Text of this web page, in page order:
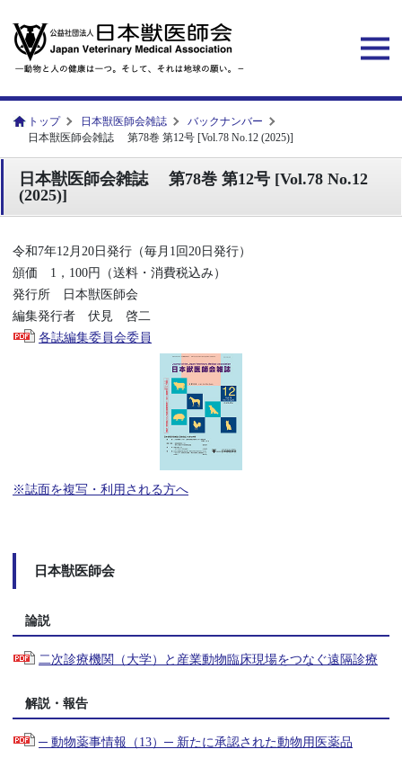
トップ 日本獣医師会雑誌
バックナンバー
日本獣医師会雑誌 第78巻 第12号 [Vol.78 No.12 (2025)]
日本獣医師会雑誌 第78巻 第12号 [Vol.78 No.12
(2025)]
令和7年12月20日発行（毎月1回20日発行）
頒価 1，100円（送料・消費税込み）
発行所 日本獣医師会
編集発行者 伏見 啓二
各誌編集委員会委員
※誌面を複写・利用される方へ
日本獣医師会
論説
二次診療機関（大学）と産業動物臨床現場をつなぐ遠隔診療
解説・報告
─ 動物薬事情報（13）─ 新たに承認された動物用医薬品